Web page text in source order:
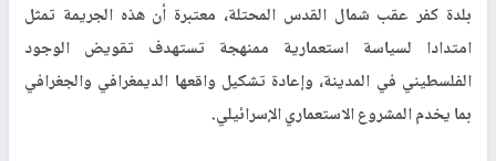
بلدة كفر عقب شمال القدس المحتلة، معتبرة أن هذه الجريمة تمثل
امتدادا لسياسة استعمارية ممنهجة تستهدف تقويض الوجود
الفلسطيني في المدينة، وإعادة تشكيل واقعها الديمغرافي والجغرافي
بما يخدم المشروع الاستعماري الإسرائيلي.